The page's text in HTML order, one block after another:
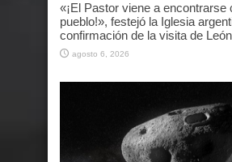
«¡El Pastor viene a encontrarse
pueblo!», festejó la Iglesia
confirmación de la visita de
agosto 6, 2026